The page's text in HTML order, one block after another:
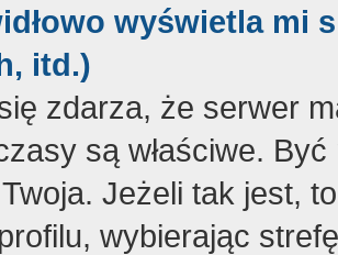
wyświetla mi
itd.)
zdarza, że serwer
są właściwe.
Jeżeli tak jest,
wybierając